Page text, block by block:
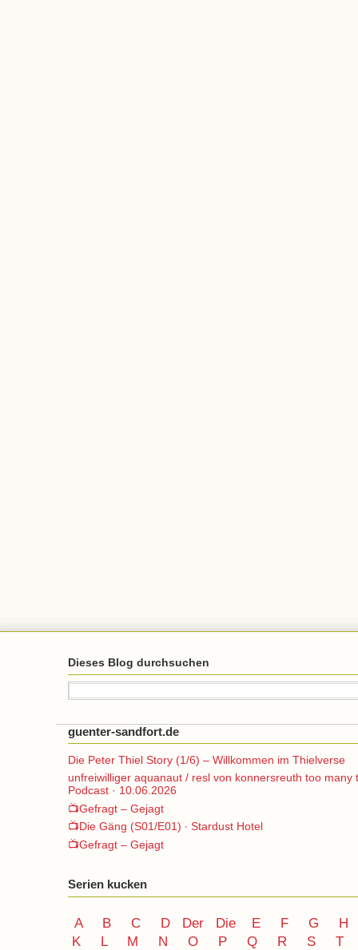
Dieses Blog durchsuchen
guenter-sandfort.de
Die Peter Thiel Story (1/6) – Willkommen im Thielverse
unfreiwilliger aquanaut / resl von konnersreuth too many
Podcast · 10.06.2026
📺Gefragt – Gejagt
📺Die Gäng (S01/E01) ∙ Stardust Hotel
📺Gefragt – Gejagt
Serien kucken
A B C D Der Die E F G
H
K
L M N O P Q R S
T